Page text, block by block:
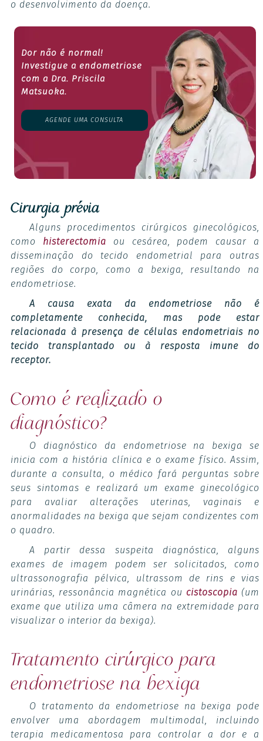
o desenvolvimento da doença.
Dor não é normal!
Investigue a endometriose
com a Dra. Priscila
Matsuoka.
AGENDE UMA CONSULTA
Cirurgia prévia
Alguns procedimentos cirúrgicos ginecológicos,
como histerectomia ou cesárea, podem causar a
disseminação do tecido endometrial para outras
regiões do corpo, como a bexiga, resultando na
endometriose.
A causa exata da endometriose não é
completamente conhecida, mas pode estar
relacionada à presença de células endometriais no
tecido transplantado ou à resposta imune do
receptor.
Como é realizado o
diagnóstico?
O diagnóstico da endometriose na bexiga se
inicia com a história clínica e o exame físico. Assim,
durante a consulta, o médico fará perguntas sobre
seus sintomas e realizará um exame ginecológico
para avaliar alterações uterinas, vaginais e
anormalidades na bexiga que sejam condizentes com
o quadro.
A partir dessa suspeita diagnóstica, alguns
exames de imagem podem ser solicitados, como
ultrassonografia pélvica, ultrassom de rins e vias
urinárias, ressonância magnética ou cistoscopia (um
exame que utiliza uma câmera na extremidade para
visualizar o interior da bexiga).
Tratamento cirúrgico para
endometriose na bexiga
O tratamento da endometriose na bexiga pode
envolver uma abordagem multimodal, incluindo
terapia medicamentosa para controlar a dor e a